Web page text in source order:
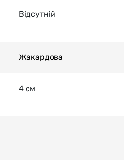
Відсутній
Жакардова
4 см